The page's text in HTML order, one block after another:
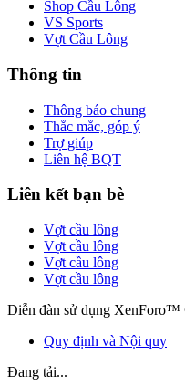
Shop Cầu Lông
VS Sports
Vợt Cầu Lông
Thông tin
Thông báo chung
Thắc mắc, góp ý
Trợ giúp
Liên hệ BQT
Liên kết bạn bè
Vợt cầu lông
Vợt cầu lông
Vợt cầu lông
Vợt cầu lông
Diễn đàn sử dụng XenForo™
Quy định và Nội quy
Đang tải...